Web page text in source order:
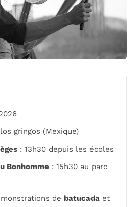
gringos (Mexique)
: 13h30 depuis les écoles
Bonhomme : 15h30 au parc
de batucada et